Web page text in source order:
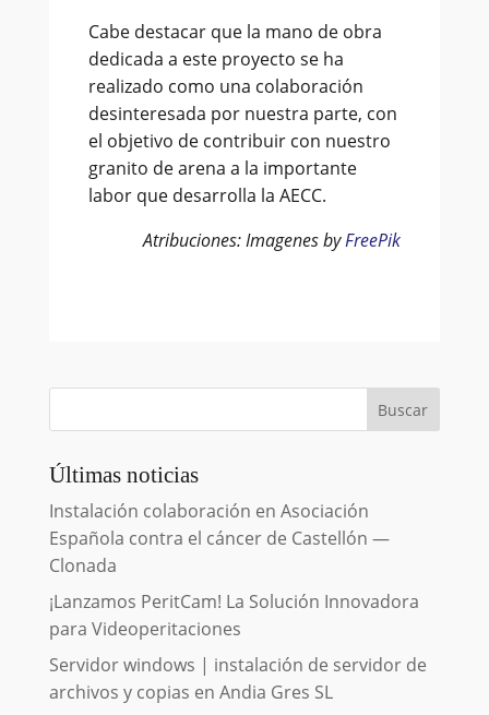
Cabe destacar que la mano de obra
dedicada a este proyecto se ha
realizado como una colaboración
desinteresada por nuestra parte, con
el objetivo de contribuir con nuestro
granito de arena a la importante
labor que desarrolla la AECC.
Atribuciones: Imagenes byFreePik
Buscar
Últimas noticias
Instalación colaboración en Asociación
Española contra el cáncer de Castellón —
Clonada
¡Lanzamos PeritCam! La Solución Innovadora
para Videoperitaciones
Servidor windows | instalación de servidor de
archivos y copias en Andia Gres SL